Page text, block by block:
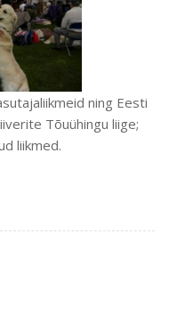
ning Eesti
Tõuühingu liige;
liikmed.